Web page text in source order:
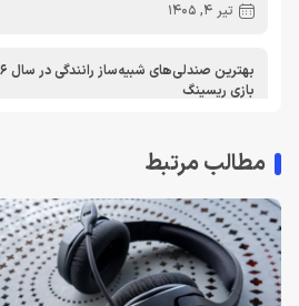
تیر 4, 1405
بازی ریسینگ
تیر 30, 1404
بهترین دی ان اس برای پلی استیشن | معرفی dns برای PS5
تیر 30, 1404
مطالب مرتبط